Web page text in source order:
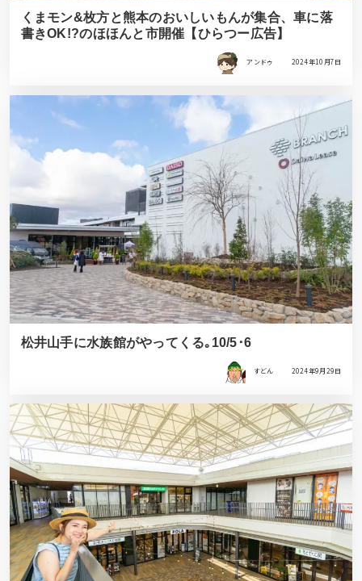
くまモン&枚方と熊本のおいしいもんが集合、車に落
書きOK!?のほほんと市開催【ひらつー広告】
アンドゥ 2024年10月7日
松井山手に水族館がやってくる｡10/5･6
すどん 2024年9月29日